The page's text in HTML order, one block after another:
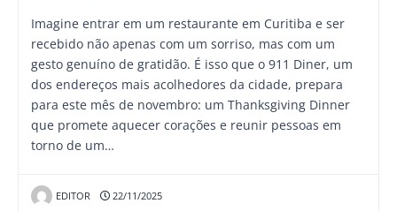
Imagine entrar em um restaurante em Curitiba e ser
recebido não apenas com um sorriso, mas com um
gesto genuíno de gratidão. É isso que o 911 Diner, um
dos endereços mais acolhedores da cidade, prepara
para este mês de novembro: um Thanksgiving Dinner
que promete aquecer corações e reunir pessoas em
torno de um…
EDITOR 22/11/2025